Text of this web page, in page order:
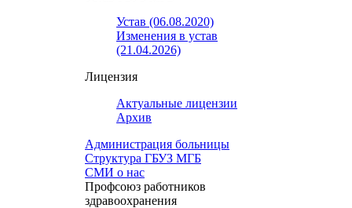
Устав (06.08.2020)
Изменения в устав
(21.04.2026)
Лицензия
Актуальные лицензии
Архив
Администрация больницы
Структура ГБУЗ МГБ
СМИ о нас
Профсоюз работников
здравоохранения